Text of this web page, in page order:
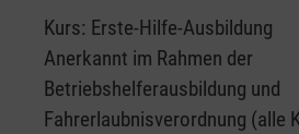
Kurs: Erste-Hilfe-Ausbildung
Anerkannt im Rahmen der
Betriebshelferausbildung und
Fahrerlaubnisverordnung (alle